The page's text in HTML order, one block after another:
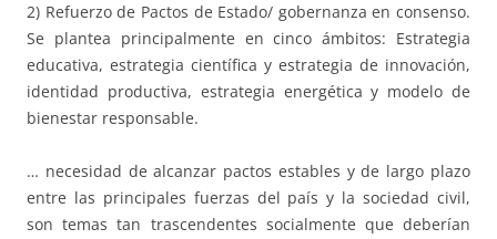
2) Refuerzo de Pactos de Estado/ gobernanza en consenso.
Se plantea principalmente en cinco ámbitos: Estrategia
educativa, estrategia científica y estrategia de innovación,
identidad productiva, estrategia energética y modelo de
bienestar responsable.
… necesidad de alcanzar pactos estables y de largo plazo
entre las principales fuerzas del país y la sociedad civil,
son temas tan trascendentes socialmente que deberían